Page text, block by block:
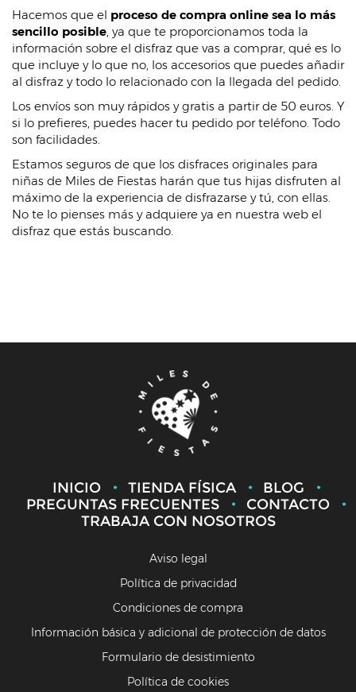
Hacemos que el proceso de compra online sea lo más
sencillo posible, ya que te proporcionamos toda la
información sobre el disfraz que vas a comprar, qué es lo
que incluye y lo que no, los accesorios que puedes añadir
al disfraz y todo lo relacionado con la llegada del pedido.
Los envíos son muy rápidos y gratis a partir de 50 euros. Y
si lo prefieres, puedes hacer tu pedido por teléfono. Todo
son facilidades.
Estamos seguros de que los disfraces originales para
niñas de Miles de Fiestas harán que tus hijas disfruten al
máximo de la experiencia de disfrazarse y tú, con ellas.
No te lo pienses más y adquiere ya en nuestra web el
disfraz que estás buscando.
INICIO TIENDA FÍSICA
BLOG
PREGUNTAS FRECUENTES
CONTACTO
TRABAJA CON NOSOTROS
Aviso legal
Política de privacidad
Condiciones de compra
Información básica y adicional de protección de datos
Formulario de desistimiento
Política de cookies